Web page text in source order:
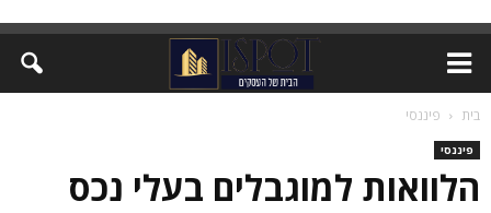
בית פיננסי
פיננסי
הלוואות למוגבלים בעלי נכס